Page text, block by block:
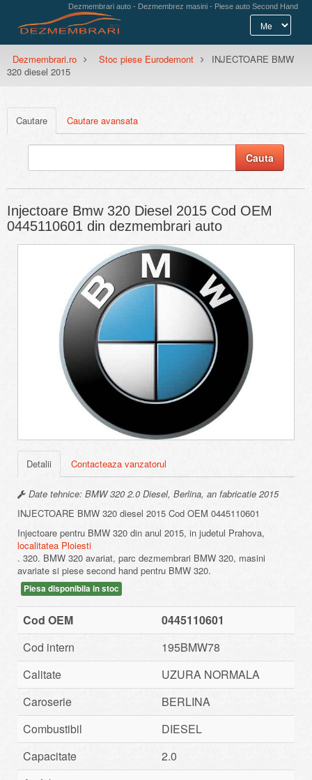
Dezmembrari auto - Dezmembrez masini - Piese auto Second Hand
Dezmembrari.ro Stoc piese Eurodemont
INJECTOARE BMW
320 diesel 2015
Cautare Cautare avansata
Injectoare Bmw 320 Diesel 2015 Cod OEM
0445110601 din dezmembrari auto
Detalii Contacteaza vanzatorul
Date tehnice: BMW 320 2.0 Diesel, Berlina, an fabricatie 2015
INJECTOARE BMW 320 diesel 2015 Cod OEM 0445110601
Injectoare pentru BMW 320 din anul 2015, in judetul Prahova,
localitatea Ploiesti
. 320. BMW 320 avariat, parc dezmembrari BMW 320, masini
avariate si piese second hand pentru BMW 320.
Piesa disponibila in stoc
Cod OEM
0445110601
Cod intern
195BMW78
Calitate
UZURA NORMALA
Caroserie
BERLINA
Combustibil
DIESEL
Capacitate
2.0